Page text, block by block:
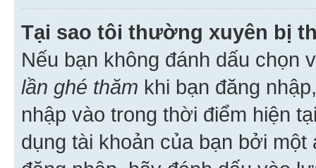
Tại sao tôi thường xuyên bị
Nếu bạn không đánh dấu chọn
lần ghé thăm khi bạn đăng
nhập vào trong thời điểm hiện
dụng tài khoản của bạn bởi